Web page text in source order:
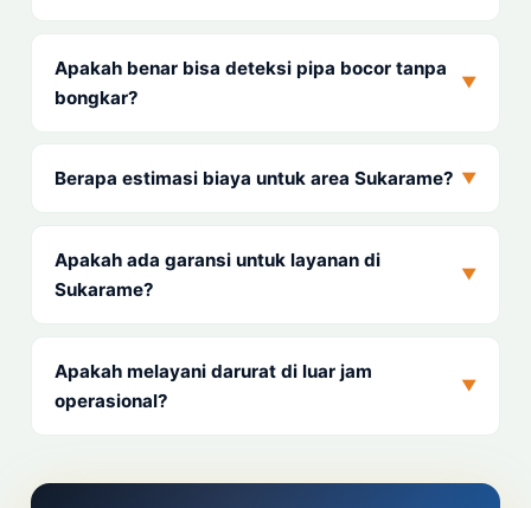
Apakah benar bisa deteksi pipa bocor tanpa
bongkar?
▼
Berapa estimasi biaya untuk area Sukarame? ▼
Apakah ada garansi untuk layanan di
Sukarame?
▼
Apakah melayani darurat di luar jam
operasional?
▼